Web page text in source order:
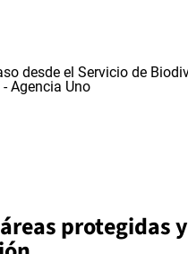
áreas protegidas y